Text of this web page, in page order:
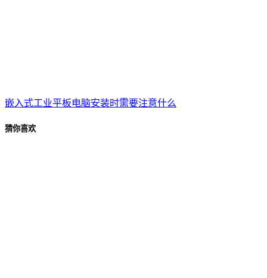
嵌入式工业平板电脑安装时需要注意什么
猜你喜欢